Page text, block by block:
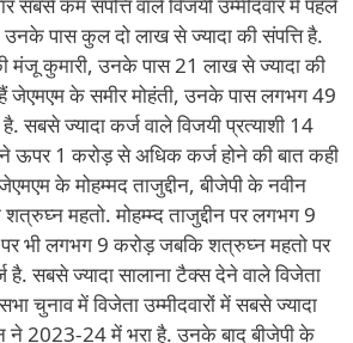
सबसे कम संपत्ति वाले विजयी उम्मीदवार में पहले
पास कुल दो लाख से ज्यादा की संपत्ति है.
मंजू कुमारी, उनके पास 21 लाख से ज्यादा की
हैं जेएमएम के समीर मोहंती, उनके पास लगभग 49
सबसे ज्यादा कर्ज वाले विजयी प्रत्याशी 14
ऊपर 1 करोड़ से अधिक कर्ज होने की बात कही
के मोहम्मद ताजुद्दीन, बीजेपी के नवीन
महतो. मोहम्म्द ताजुद्दीन पर लगभग 9
भी लगभग 9 करोड़ जबकि शत्रुघ्न महतो पर
सबसे ज्यादा सालाना टैक्स देने वाले विजेता
चुनाव में विजेता उम्मीदवारों में सबसे ज्यादा
ने 2023-24 में भरा है. उनके बाद बीजेपी के